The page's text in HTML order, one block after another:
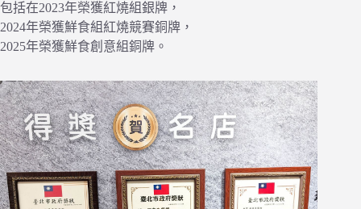
包括在2023年榮獲紅燒組銀牌，
2024年榮獲鮮食組紅燒競賽銅牌，
2025年榮獲鮮食創意組銅牌。